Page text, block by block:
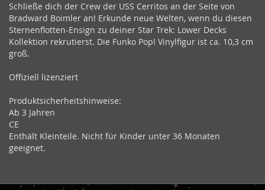
Schließe dich der Crew der USS Cerritos an der Seite von
Bradward Boimler an! Erkunde neue Welten, wenn du diesen
Sternenflotten-Ensign zu deiner Star Trek: Lower Decks
Kollektion rekrutierst. Die Funko Pop! Vinylfigur ist ca. 10,3 cm
groß.
Offiziell lizenziert
Produktsicherheitshinweise:
Ab 3 Jahren
CE
Enthält Kleinteile. Nicht für Kinder unter 36 Monaten
geeignet.